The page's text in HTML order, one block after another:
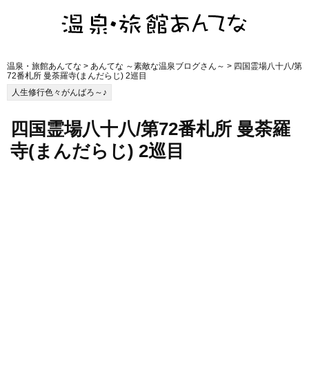
温泉・旅館あんてな > あんてな ～素敵な温泉ブログさん～ > 四国霊場八十八/第
72番札所 曼荼羅寺(まんだらじ) 2巡目
人生修行色々がんばろ～♪
四国霊場八十八/第72番札所 曼荼羅
寺(まんだらじ) 2巡目